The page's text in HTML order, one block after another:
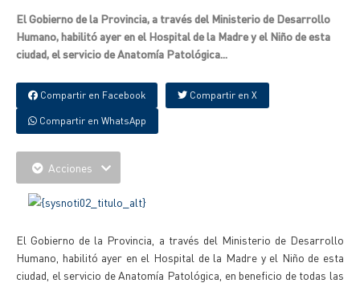
El Gobierno de la Provincia, a través del Ministerio de Desarrollo
Humano, habilitó ayer en el Hospital de la Madre y el Niño de esta
ciudad, el servicio de Anatomía Patológica...
Compartir en Facebook Compartir en X
Compartir en WhatsApp
Acciones
El Gobierno de la Provincia, a través del Ministerio de Desarrollo
Humano, habilitó ayer en el Hospital de la Madre y el Niño de esta
ciudad, el servicio de Anatomía Patológica, en beneficio de todas las